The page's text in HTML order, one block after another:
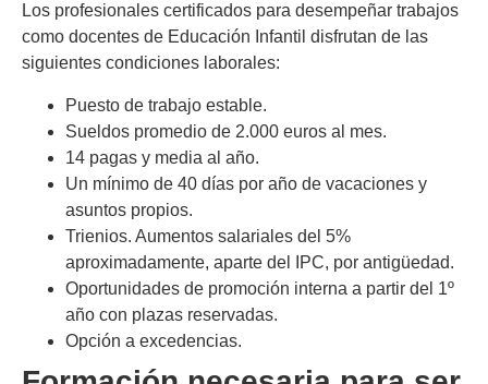
Los profesionales certificados para desempeñar trabajos
como docentes de Educación Infantil disfrutan de las
siguientes condiciones laborales:
Puesto de trabajo estable.
Sueldos promedio de 2.000 euros al mes.
14 pagas y media al año.
Un mínimo de 40 días por año de vacaciones y
asuntos propios.
Trienios. Aumentos salariales del 5%
aproximadamente, aparte del IPC, por antigüedad.
Oportunidades de promoción interna a partir del 1º
año con plazas reservadas.
Opción a excedencias.